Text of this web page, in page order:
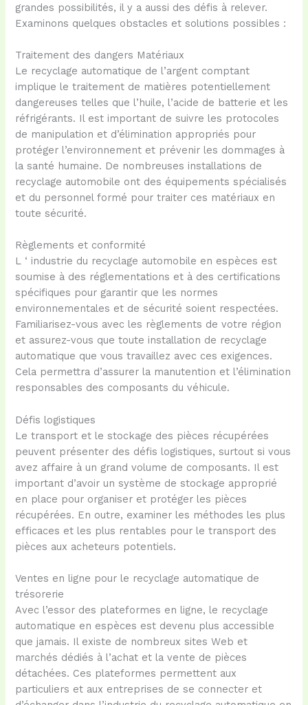
grandes possibilités, il y a aussi des défis à relever.
Examinons quelques obstacles et solutions possibles :
Traitement des dangers Matériaux
Le recyclage automatique de l’argent comptant
implique le traitement de matières potentiellement
dangereuses telles que l’huile, l’acide de batterie et les
réfrigérants. Il est important de suivre les protocoles
de manipulation et d’élimination appropriés pour
protéger l’environnement et prévenir les dommages à
la santé humaine. De nombreuses installations de
recyclage automobile ont des équipements spécialisés
et du personnel formé pour traiter ces matériaux en
toute sécurité.
Règlements et conformité
L ‘ industrie du recyclage automobile en espèces est
soumise à des réglementations et à des certifications
spécifiques pour garantir que les normes
environnementales et de sécurité soient respectées.
Familiarisez-vous avec les règlements de votre région
et assurez-vous que toute installation de recyclage
automatique que vous travaillez avec ces exigences.
Cela permettra d’assurer la manutention et l’élimination
responsables des composants du véhicule.
Défis logistiques
Le transport et le stockage des pièces récupérées
peuvent présenter des défis logistiques, surtout si vous
avez affaire à un grand volume de composants. Il est
important d’avoir un système de stockage approprié
en place pour organiser et protéger les pièces
récupérées. En outre, examiner les méthodes les plus
efficaces et les plus rentables pour le transport des
pièces aux acheteurs potentiels.
Ventes en ligne pour le recyclage automatique de
trésorerie
Avec l’essor des plateformes en ligne, le recyclage
automatique en espèces est devenu plus accessible
que jamais. Il existe de nombreux sites Web et
marchés dédiés à l’achat et la vente de pièces
détachées. Ces plateformes permettent aux
particuliers et aux entreprises de se connecter et